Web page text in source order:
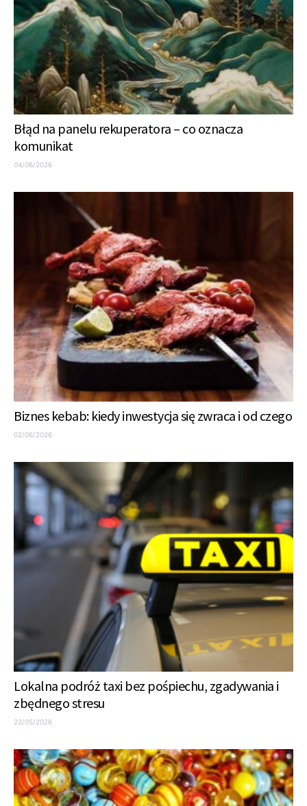
Błąd na panelu rekuperatora – co oznacza
komunikat
04/06/2026
Biznes kebab: kiedy inwestycja się zwraca i od czego
02/06/2026
Lokalna podróż taxi bez pośpiechu, zgadywania i
zbędnego stresu
22/05/2026